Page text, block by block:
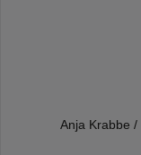
Anja Krabbe